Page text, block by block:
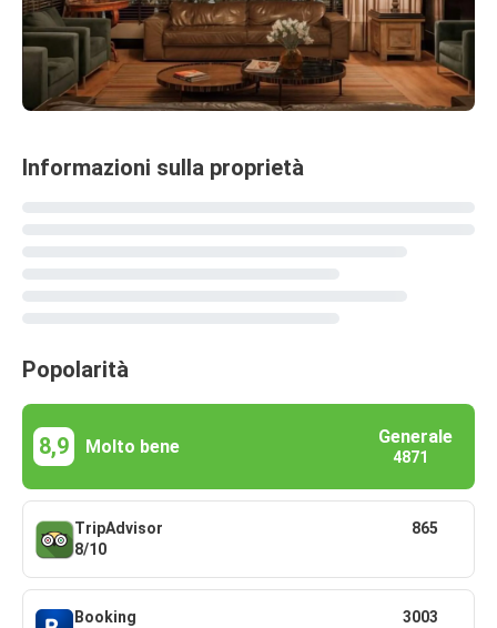
Informazioni sulla proprietà
Popolarità
8,9 Molto bene Generale
4871
TripAdvisor
8/10
865
Booking
3003